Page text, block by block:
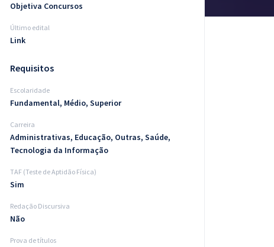
Objetiva Concursos
Último edital
Link
Requisitos
Escolaridade
Fundamental, Médio, Superior
Carreira
Administrativas, Educação, Outras, Saúde,
Tecnologia da Informação
TAF (Teste de Aptidão Física)
Sim
Redação Discursiva
Não
Prova de títulos